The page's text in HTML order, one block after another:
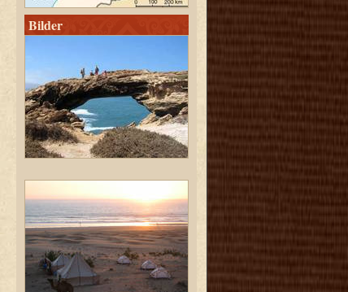
Bilder